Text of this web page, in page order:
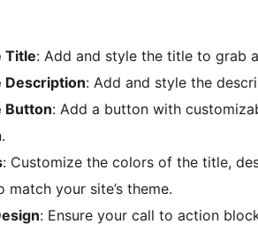
Title: Add and style the title to grab
Description: Add and style the
Button: Add a button with
: Customize the colors of the title,
match your site’s theme.
: Ensure your call to action